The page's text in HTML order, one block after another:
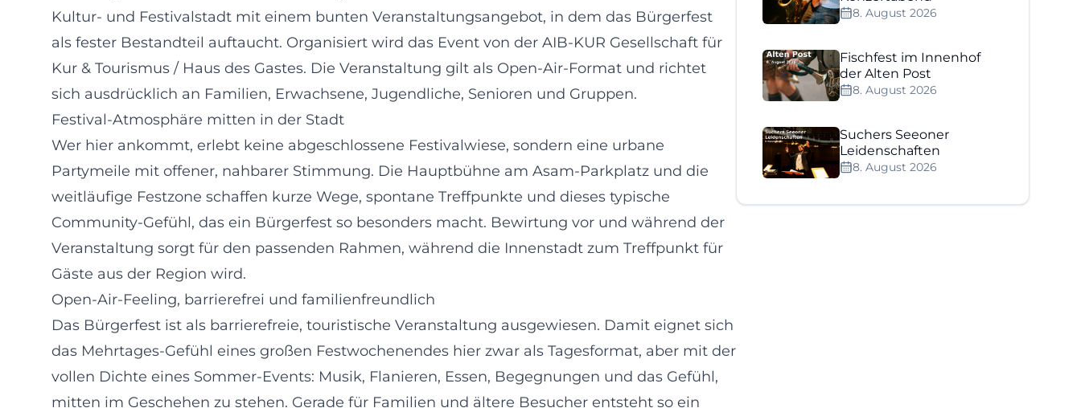
Kultur- und Festivalstadt mit einem bunten Veranstaltungsangebot, in dem das Bürgerfest
als fester Bestandteil auftaucht. Organisiert wird das Event von der AIB-KUR Gesellschaft für
Kur & Tourismus / Haus des Gastes. Die Veranstaltung gilt als Open-Air-Format und richtet
sich ausdrücklich an Familien, Erwachsene, Jugendliche, Senioren und Gruppen.
Festival-Atmosphäre mitten in der Stadt
Wer hier ankommt, erlebt keine abgeschlossene Festivalwiese, sondern eine urbane
Partymeile mit offener, nahbarer Stimmung. Die Hauptbühne am Asam-Parkplatz und die
weitläufige Festzone schaffen kurze Wege, spontane Treffpunkte und dieses typische
Community-Gefühl, das ein Bürgerfest so besonders macht. Bewirtung vor und während der
Veranstaltung sorgt für den passenden Rahmen, während die Innenstadt zum Treffpunkt für
Gäste aus der Region wird.
Open-Air-Feeling, barrierefrei und familienfreundlich
Das Bürgerfest ist als barrierefreie, touristische Veranstaltung ausgewiesen. Damit eignet sich
das Mehrtages-Gefühl eines großen Festwochenendes hier zwar als Tagesformat, aber mit der
vollen Dichte eines Sommer-Events: Musik, Flanieren, Essen, Begegnungen und das Gefühl,
mitten im Geschehen zu stehen. Gerade für Familien und ältere Besucher entsteht so ein
8. August 2026
Fischfest im Innenhof
der Alten Post
8. August 2026
Suchers Seeoner
Leidenschaften
8. August 2026